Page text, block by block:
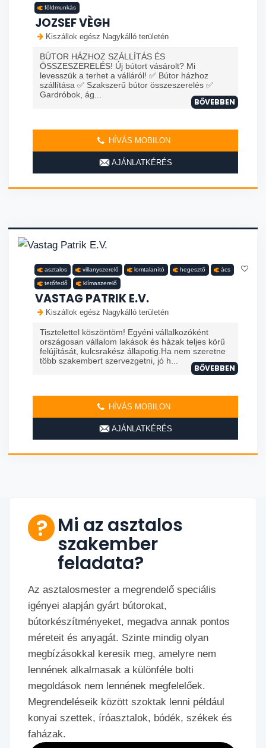
földmunkás
JOZSEF VÈGH
Kiszállok egész Nagykálló területén
BÚTOR HÁZHOZ SZÁLLÍTÁS ÉS
ÖSSZESZERELÉS! Új bútort vásárolt? Mi
levesszük a terhet a válláról! ✅ Bútor házhoz
szállítása ✅ Szakszerű bútor összeszerelés ✅
Gardróbok, ág...
BŐVEBBEN
HÍVÁS MOBILON
AJÁNLATKÉRÉS
asztalos villanyszerelő lomtalanító hegesztő ács
tetőfedő klímaszerelő
VASTAG PATRIK E.V.
Kiszállok egész Nagykálló területén
Tisztelettel köszöntöm! Egyéni vállalkozóként
országosan vállalom lakások és házak teljes körű
felújítását, kulcsrakész állapotig.Ha nem szeretne
több szakembert szervezgetni, jó h...
BŐVEBBEN
HÍVÁS MOBILON
AJÁNLATKÉRÉS
Mi az asztalos
szakember
feladata?
Az asztalosmester a megrendelő speciális
igényei alapján gyárt bútorokat,
bútorkészítményeket, megadva annak pontos
méreteit és anyagát. Szinte mindig olyan
megbízásokkal keresik meg, amelyre nem
lennének alkalmasak a különféle bolti
megoldások nem lennének megfelelőek.
Megrendeléseik között szoktak lenni például
konyai szettek, íróasztalok, bódék, székek és
faházak.